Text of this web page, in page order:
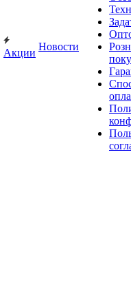
Акции
Новости